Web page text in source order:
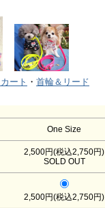
ート ・ 首輪＆リード
One Size
2,500円(税込2,750円)
SOLD OUT
2,500円(税込2,750円)